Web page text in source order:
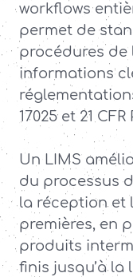
workflows
permet de
procédures de
informations
17025 et 21 CFR
Un LIMS
du processus
la réception et
premières, en
produits
finis jusqu’à la